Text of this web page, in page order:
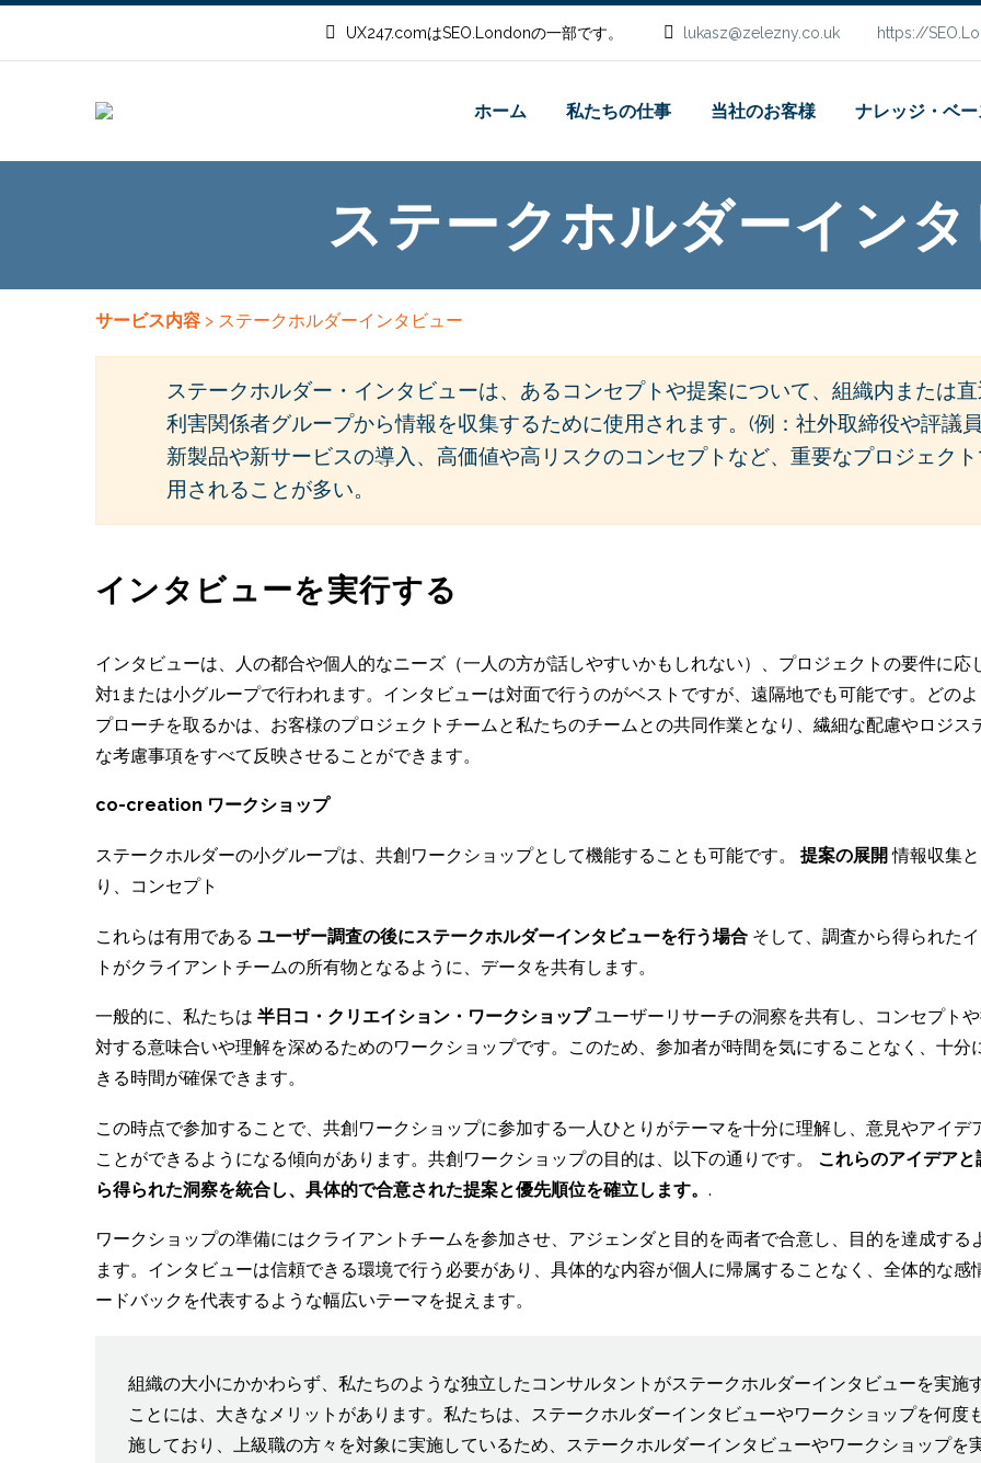
UX247.comはSEO.Londonの一部です。 lukasz@zelezny.co.uk https://
ホーム 私たちの仕事 当社のお客様 ナレッジ・ベー
ステークホルダーイン
サービス内容 > ステークホルダーインタビュー
ステークホルダー・インタビューは、あるコンセプトや提案について、組織内または
利害関係者グループから情報を収集するために使用されます。(例：社外取締役や評議員
新製品や新サービスの導入、高価値や高リスクのコンセプトなど、重要なプロジェク
用されることが多い。
インタビューを実行する
インタビューは、人の都合や個人的なニーズ（一人の方が話しやすいかもしれない）、プロジェクトの要件に応
対1または小グループで行われます。インタビューは対面で行うのがベストですが、遠隔地でも可能です。どの
プローチを取るかは、お客様のプロジェクトチームと私たちのチームとの共同作業となり、繊細な配慮やロジス
な考慮事項をすべて反映させることができます。
co-creation ワークショップ
ステークホルダーの小グループは、共創ワークショップとして機能することも可能です。 提案の展開情報収集
り、コンセプト
これらは有用である ユーザー調査の後にステークホルダーインタビューを行う場合 そして、調査から得られた
トがクライアントチームの所有物となるように、データを共有します。
一般的に、私たちは 半日コ・クリエイション・ワークショップユーザーリサーチの洞察を共有し、コンセプト
対する意味合いや理解を深めるためのワークショップです。このため、参加者が時間を気にすることなく、十分
きる時間が確保できます。
この時点で参加することで、共創ワークショップに参加する一人ひとりがテーマを十分に理解し、意見やアイデ
ことができるようになる傾向があります。共創ワークショップの目的は、以下の通りです。 これらのアイデアと
ら得られた洞察を統合し、具体的で合意された提案と優先順位を確立します。 .
ワークショップの準備にはクライアントチームを参加させ、アジェンダと目的を両者で合意し、目的を達成する
ます。インタビューは信頼できる環境で行う必要があり、具体的な内容が個人に帰属することなく、全体的な感
ードバックを代表するような幅広いテーマを捉えます。
組織の大小にかかわらず、私たちのような独立したコンサルタントがステークホルダーインタビューを実施
ことには、大きなメリットがあります。私たちは、ステークホルダーインタビューやワークショップを何度
施しており、上級職の方々を対象に実施しているため、ステークホルダーインタビューやワークショップを